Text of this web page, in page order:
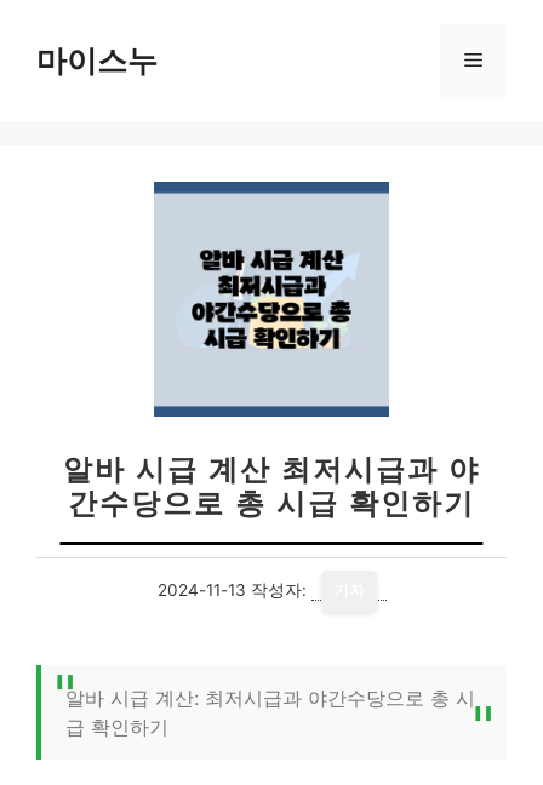
마이스누 메
알바 시급 계산 최저시급과 야
간수당으로 총 시급 확인하기
2024-11-13 작성자:
알바 시급 계산: 최저시급과 야간수당으로 총 시
급 확인하기